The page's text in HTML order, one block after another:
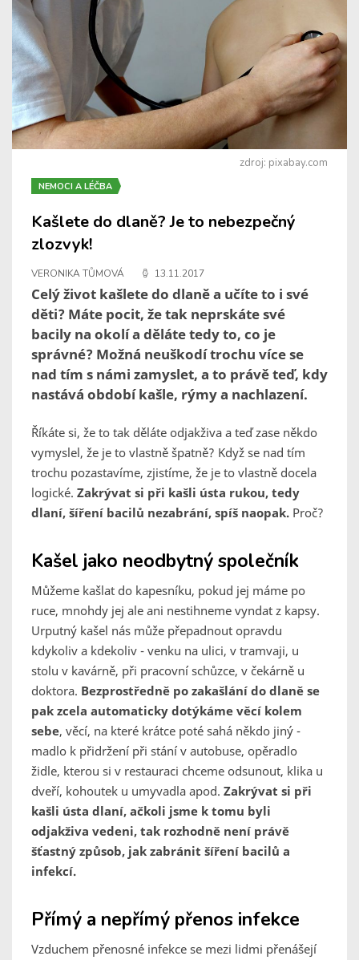
zdroj: pixabay.com
NEMOCI A LÉČBA
Kašlete do dlaně? Je to nebezpečný
zlozvyk!
VERONIKA TŮMOVÁ 13.11.2017
Celý život kašlete do dlaně a učíte to i své
děti? Máte pocit, že tak neprskáte své
bacily na okolí a děláte tedy to, co je
správné? Možná neuškodí trochu více se
nad tím s námi zamyslet, a to právě teď, kdy
nastává období kašle, rýmy a nachlazení.
Říkáte si, že to tak děláte odjakživa a teď zase někdo
vymyslel, že je to vlastně špatně? Když se nad tím
trochu pozastavíme, zjistíme, že je to vlastně docela
logické. Zakrývat si při kašli ústa rukou, tedy
dlaní, šíření bacilů nezabrání, spíš naopak. Proč?
Kašel jako neodbytný společník
Můžeme kašlat do kapesníku, pokud jej máme po
ruce, mnohdy jej ale ani nestihneme vyndat z kapsy.
Urputný kašel nás může přepadnout opravdu
kdykoliv a kdekoliv - venku na ulici, v tramvaji, u
stolu v kavárně, při pracovní schůzce, v čekárně u
doktora. Bezprostředně po zakašlání do dlaně se
pak zcela automaticky dotýkáme věcí kolem
sebe, věcí, na které krátce poté sahá někdo jiný -
madlo k přidržení při stání v autobuse, opěradlo
židle, kterou si v restauraci chceme odsunout, klika u
dveří, kohoutek u umyvadla apod. Zakrývat si při
kašli ústa dlaní, ačkoli jsme k tomu byli
odjakživa vedeni, tak rozhodně není právě
šťastný způsob, jak zabránit šíření bacilů a
infekcí.
Přímý a nepřímý přenos infekce
Vzduchem přenosné infekce se mezi lidmi přenášejí